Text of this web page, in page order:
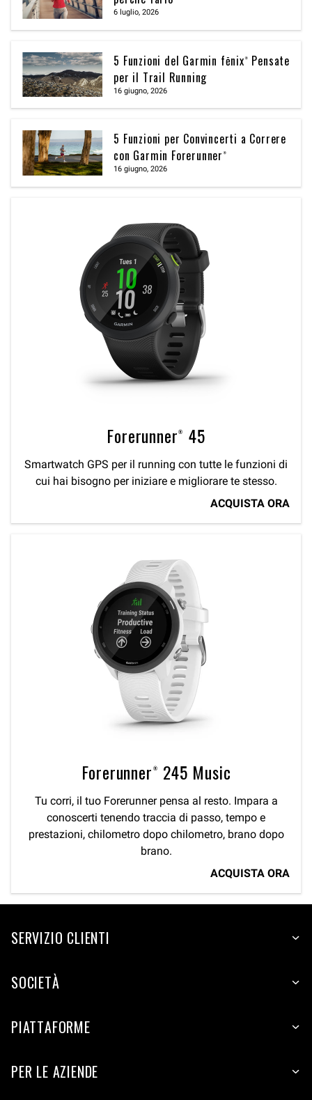
6 luglio, 2026
5 Funzioni del Garmin fēnix® Pensate
per il Trail Running
16 giugno, 2026
5 Funzioni per Convincerti a Correre
con Garmin Forerunner®
16 giugno, 2026
Forerunner® 45
Smartwatch GPS per il running con tutte le funzioni di
cui hai bisogno per iniziare e migliorare te stesso.
ACQUISTA ORA
Forerunner® 245 Music
Tu corri, il tuo Forerunner pensa al resto. Impara a
conoscerti tenendo traccia di passo, tempo e
prestazioni, chilometro dopo chilometro, brano dopo
brano.
ACQUISTA ORA
SERVIZIO CLIENTI
SOCIETÀ
PIATTAFORME
PER LE AZIENDE